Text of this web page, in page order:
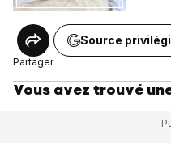
Partager
Source
Vous avez trouvé